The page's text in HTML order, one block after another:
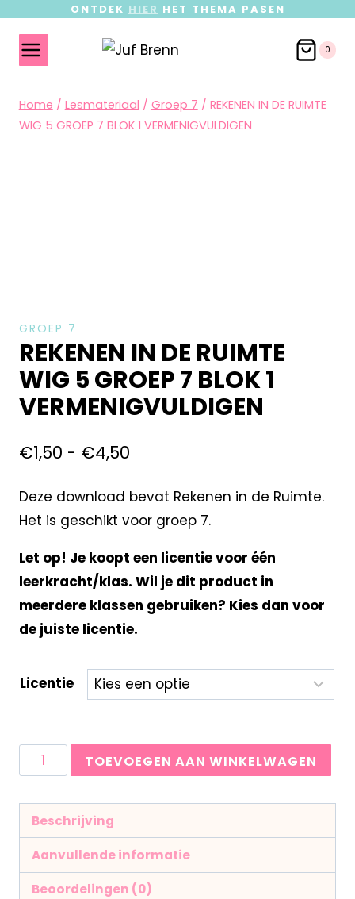
ONTDEK HIER HET THEMA PASEN
0
Home / Lesmateriaal / Groep 7 / REKENEN IN DE RUIMTE
WIG 5 GROEP 7 BLOK 1 VERMENIGVULDIGEN
GROEP 7
REKENEN IN DE RUIMTE
WIG 5 GROEP 7 BLOK 1
VERMENIGVULDIGEN
€1,50 - €4,50
Deze download bevat Rekenen in de Ruimte.
Het is geschikt voor groep 7.
Let op! Je koopt een licentie voor één
leerkracht/klas. Wil je dit product in
meerdere klassen gebruiken? Kies dan voor
de juiste licentie.
Licentie
TOEVOEGEN AAN WINKELWAGEN
Beschrijving
Aanvullende informatie
Beoordelingen (0)